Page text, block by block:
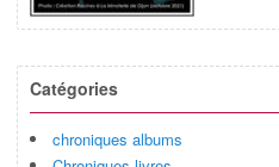
Catégories
chroniques albums